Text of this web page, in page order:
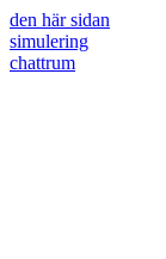
den här sidan
simulering
chattrum